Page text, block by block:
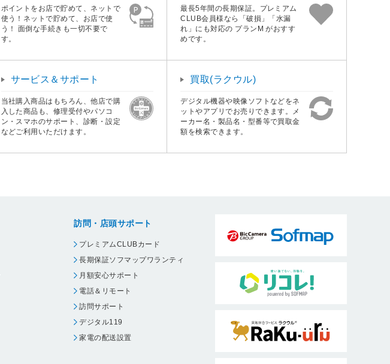
ポイントをお店で貯めて、ネットで
使う！ネットで貯めて、お店で使
う！ 面倒な手続きも一切不要で
す。
最長5年間の長期保証。プレミアム
CLUB会員様なら「破損」「水漏
れ」にも対応の プランM がおすす
めです。
サービス＆サポート
当社購入商品はもちろん、他店で購
入した商品も、修理受付やパソコ
ン・スマホのサポート、診断・設定
などご利用いただけます。
買取(ラクウル)
デジタル機器や映像ソフトなどをネ
ットやアプリでお売りできます。メ
ーカー名・製品名・型番等で買取金
額を検索できます。
訪問・店頭サポート
プレミアムCLUBカード
長期保証ソフマップワランティ
月額安心サポート
電話＆リモート
訪問サポート
デジタル119
家電の配送設置